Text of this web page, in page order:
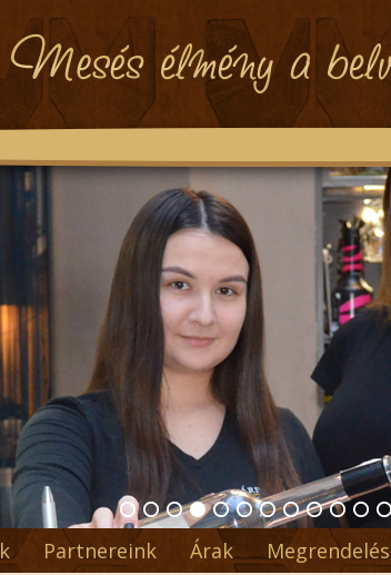
Partnereink Árak Megrendelés